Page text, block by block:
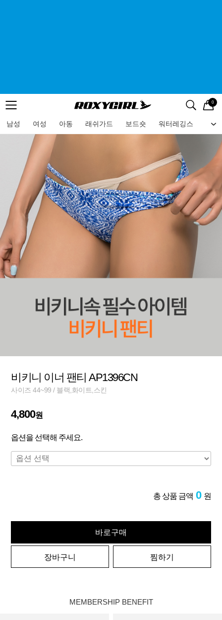
메뉴 검색
로고 0
남성 여성 아동 래쉬가드 보드숏 워터레깅스 비
메뉴
비키니 이너 팬티 AP1396CN
사이즈 44~99 / 블랙,화이트,스킨
4,800원
옵션을 선택해 주세요.
총 상품 금액 0 원
바로구매
장바구니 찜하기
MEMBERSHIP BENEFIT